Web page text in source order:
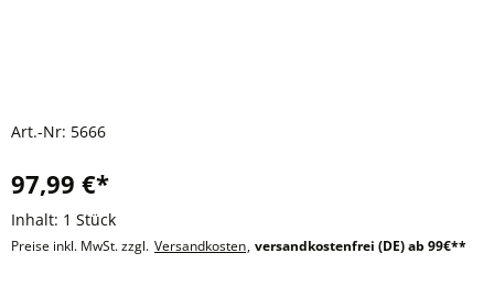
Art.-Nr: 5666
97,99 €*
Inhalt: 1 Stück
Preise inkl. MwSt. zzgl. Versandkosten, versandkostenfrei (DE) ab 99€**